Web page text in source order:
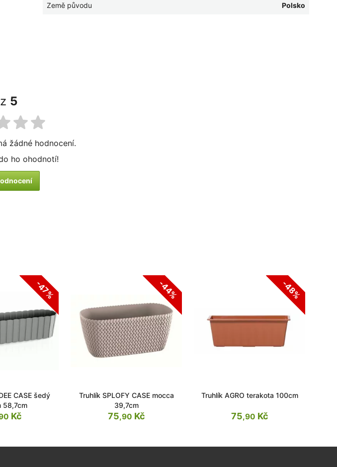
Země původu Polsko
z 5
žádné hodnocení.
ho ohodnotí!
-47%
CASE šedý
58,7cm
Kč
-44%
Truhlík SPLOFY CASE mocca
39,7cm
75,90 Kč
-48%
Truhlík AGRO terakota 100cm
75,90 Kč